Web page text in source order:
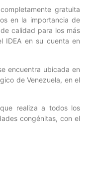
gratuita
en la importancia de
calidad para los más
IDEA en su cuenta en
encuentra ubicada en
de Venezuela, en el
realiza a todos los
congénitas, con el